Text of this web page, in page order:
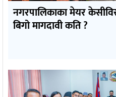
नगरपालिकाका मेयर
बिगो मागदावी कति ?